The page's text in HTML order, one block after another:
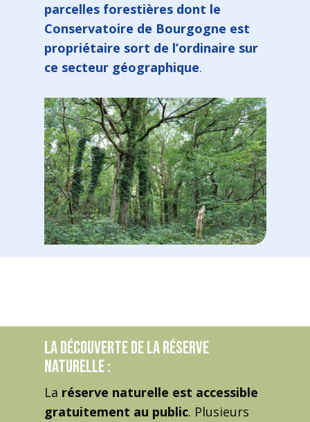
parcelles forestières dont le
Conservatoire de Bourgogne est
propriétaire sort de l’ordinaire sur
ce secteur géographique.
La découverte de la réserve
naturelle :
La réserve naturelle est accessible
gratuitement au public. Plusieurs